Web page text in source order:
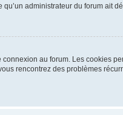
administrateur du forum ait
au forum. Les cookies
rencontrez des problèmes